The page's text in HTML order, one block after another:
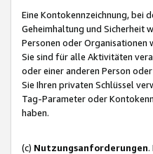
Eine Kontokennzeichnung, bei
Geheimhaltung und Sicherheit
Personen oder Organisationen
Sie sind für alle Aktivitäten
oder einer anderen Person
Sie Ihren privaten Schlüssel
Tag-Parameter oder
haben.
(c) Nutzungsanforderungen.